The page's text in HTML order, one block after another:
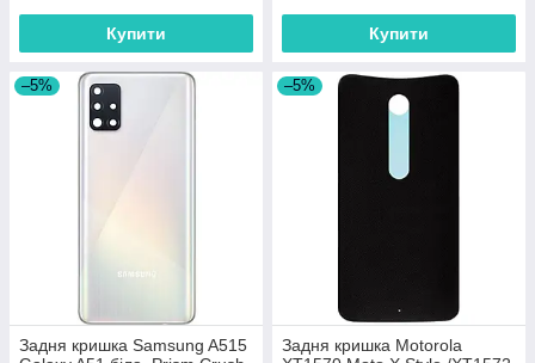
Купити Купити
–5%
Задня кришка Samsung A515
–5%
Задня кришка Motorola